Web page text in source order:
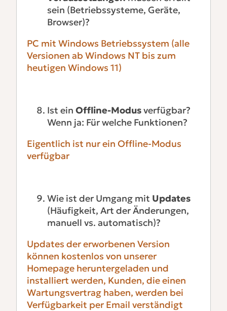
sein (Betriebssysteme, Geräte,
Browser)?
PC mit Windows Betriebssystem (alle
Versionen ab Windows NT bis zum
heutigen Windows 11)
Ist ein Offline-Modusverfügbar?
Wenn ja: Für welche Funktionen?
Eigentlich ist nur ein Offline-Modus
verfügbar
Wie ist der Umgang mit Updates
(Häufigkeit, Art der Änderungen,
manuell vs. automatisch)?
Updates der erworbenen Version
können kostenlos von unserer
Homepage heruntergeladen und
installiert werden, Kunden, die einen
Wartungsvertrag haben, werden bei
Verfügbarkeit per Email verständigt